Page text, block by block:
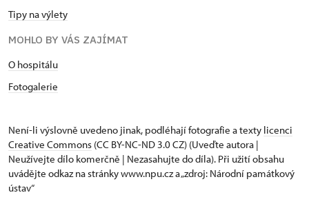
Tipy na výlety
MOHLO BY VÁS ZAJÍMAT
O hospitálu
Fotogalerie
Není-li výslovně uvedeno jinak, podléhají fotografie a texty licenci
Creative Commons (CC BY-NC-ND 3.0 CZ) (Uveďte autora |
Neužívejte dílo komerčně | Nezasahujte do díla). Při užití obsahu
uvádějte odkaz na stránky www.npu.cz a „zdroj: Národní památkový
ústav“